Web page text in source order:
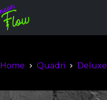
Home Quadri Deluxe